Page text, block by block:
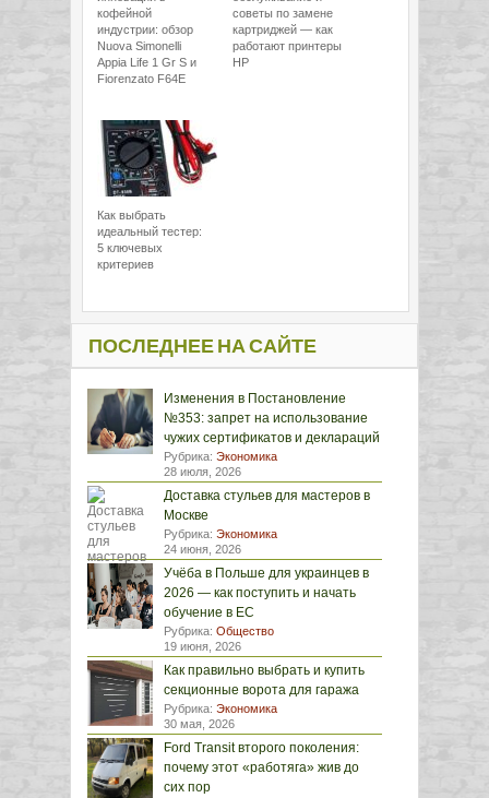
кофейной
индустрии: обзор
Nuova Simonelli
Appia Life 1 Gr S и
Fiorenzato F64E
советы по замене
картриджей — как
работают принтеры
HP
Как выбрать
идеальный тестер:
5 ключевых
критериев
ПОСЛЕДНЕЕ НА САЙТЕ
Изменения в Постановление
№353: запрет на использование
чужих сертификатов и деклараций
Рубрика: Экономика
28 июля, 2026
Доставка стульев для мастеров в
Москве
Рубрика: Экономика
24 июня, 2026
Учёба в Польше для украинцев в
2026 — как поступить и начать
обучение в ЕС
Рубрика: Общество
19 июня, 2026
Как правильно выбрать и купить
секционные ворота для гаража
Рубрика: Экономика
30 мая, 2026
Ford Transit второго поколения:
почему этот «работяга» жив до
сих пор